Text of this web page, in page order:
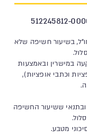
בשיעור חשיפה שלא
במישרין ובאמצעות
וכתבי אופציות),
ששיעור החשיפה
מטבע.